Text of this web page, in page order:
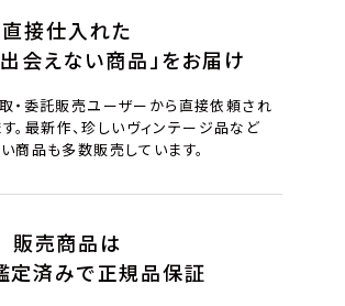
直接仕入れた
会えない商品」をお届け
委託販売ユーザーから直接依頼され
。最新作、珍しいヴィンテージ品など
品も多数販売しています。
販売商品は
定済みで正規品保証